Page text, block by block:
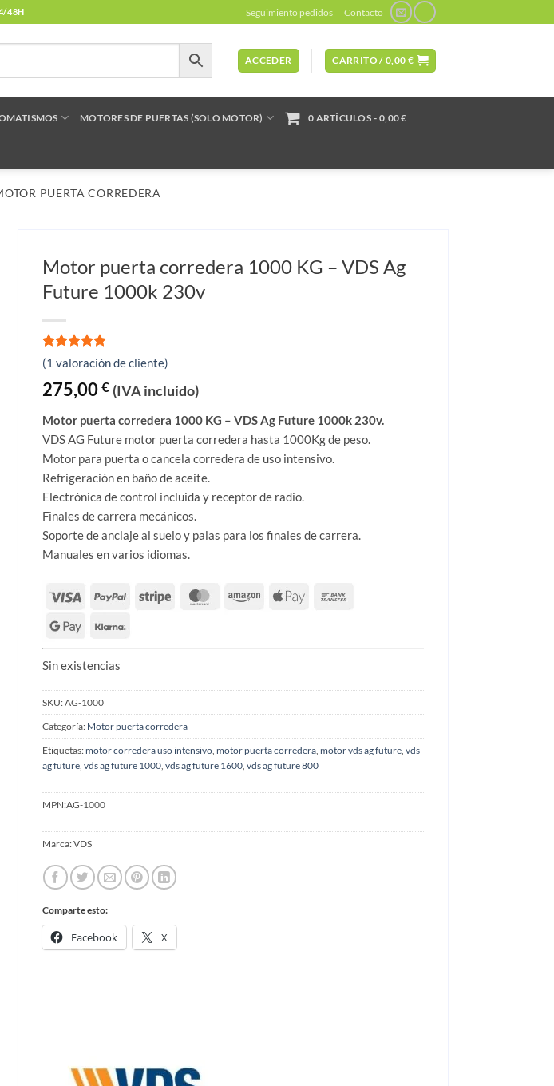
48H Seguimiento pedidos Contacto
ACCEDER CARRITO / 0,00 €
MOTORES DE PUERTAS (SOLO MOTOR) 0 ARTÍCULOS 0,00 €
PUERTA CORREDERA
Motor puerta corredera 1000 KG – VDS Ag
Future 1000k 230v
Valorado
con
en base a
1
valoración
cliente
(1 valoración de cliente)
275,00 € (IVA incluido)
Motor puerta corredera 1000 KG – VDS Ag Future 1000k 230v.
VDS AG Future motor puerta corredera hasta 1000Kg de peso.
Motor para puerta o cancela corredera de uso intensivo.
Refrigeración en baño de aceite.
Electrónica de control incluida y receptor de radio.
Finales de carrera mecánicos.
Soporte de anclaje al suelo y palas para los finales de carrera.
Manuales en varios idiomas.
Sin existencias
SKU:AG-1000
Categoría: Motor puerta corredera
Etiquetas:motor corredera uso intensivo, motor puerta corredera, motor vds ag future, vds
ag future, vds ag future 1000, vds ag future 1600, vds ag future 800
MPN:AG-1000
Marca:VDS
Comparte esto:
Facebook X